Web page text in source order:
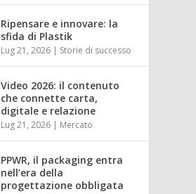
Ripensare e innovare: la
sfida di Plastik
Lug 21, 2026 | Storie di successo
Video 2026: il contenuto
che connette carta,
digitale e relazione
Lug 21, 2026 | Mercato
PPWR, il packaging entra
nell’era della
progettazione obbligata